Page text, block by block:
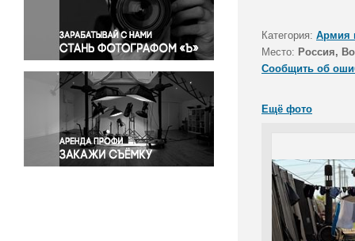
Правосудие
Происшествия и конфликты
Религия
Светская жизнь
Спорт
Экология
Экономика и бизнес
Категория: Армия
Место: Россия,
Сообщить об
Ещё фото